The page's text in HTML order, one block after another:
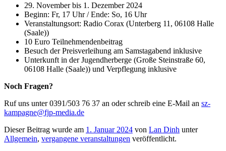
29. November bis 1. Dezember 2024
Beginn: Fr, 17 Uhr / Ende: So, 16 Uhr
Veranstaltungsort: Radio Corax (Unterberg 11, 06108 Halle
(Saale))
10 Euro Teilnehmendenbeitrag
Besuch der Preisverleihung am Samstagabend inklusive
Unterkunft in der Jugendherberge (Große Steinstraße 60,
06108 Halle (Saale)) und Verpflegung inklusive
Noch Fragen?
Ruf uns unter 0391/503 76 37 an oder schreib eine E-Mail an sz-
kampagne@fjp-media.de
Dieser Beitrag wurde am 1. Januar 2024 von Lan Dinh unter
Allgemein, vergangene veranstaltungen veröffentlicht.